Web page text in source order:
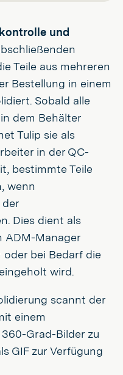
und
Teile aus mehreren
Bestellung in einem
Sobald alle
dem Behälter
Tulip sie als
in der QC-
bestimmte Teile
wenn
Dies dient als
ADM-Manager
bei Bedarf die
wird.
scannt der
einem
Grad-Bilder zu
GIF zur Verfügung